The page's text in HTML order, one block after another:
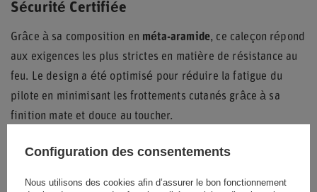
Sécurité Certifiée
Grâce à sa composition en méta-aramide, ce caleçon répond
aux exigences les plus strictes en matière de résistance au
feu. Le design a été optimisé pour réduire la fatigue du
pilote en minimisant les frottements cutanés grâce à sa
finition mate et douce au toucher.
panoplie de sécurité, offrant une barrière thermique
supplémentaire indispensable. Sa fabrication robuste
Configuration des consentements
Nous utilisons des cookies afin d’assurer le bon fonctionnement